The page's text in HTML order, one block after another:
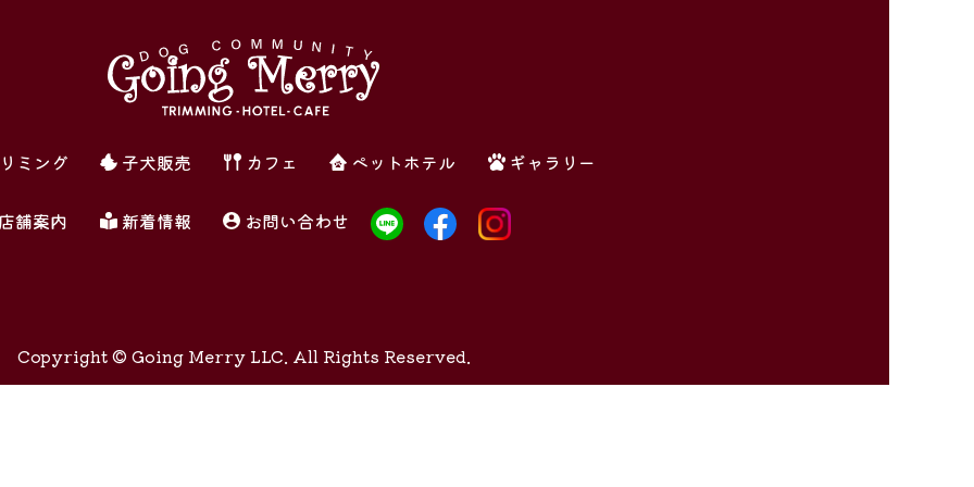
ミング 子犬販売 カフェ ペットホテル ギャラリー
店舗案内 新着情報 お問い合わせ
Copyright © Going Merry LLC. All Rights Reserved.